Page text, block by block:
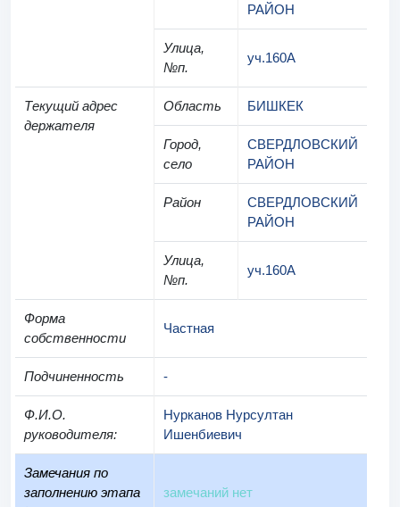
РАЙОН
Улица,
№п.
уч.160А
Текущий адрес
держателя
Область БИШКЕК
Город,
село
СВЕРДЛОВСКИЙ
РАЙОН
Район
СВЕРДЛОВСКИЙ
РАЙОН
Улица,
№п.
уч.160А
Форма
собственности
Частная
Подчиненность -
Ф.И.О.
руководителя:
Нурканов Нурсултан
Ишенбиевич
Замечания по
заполнению этапа
замечаний нет